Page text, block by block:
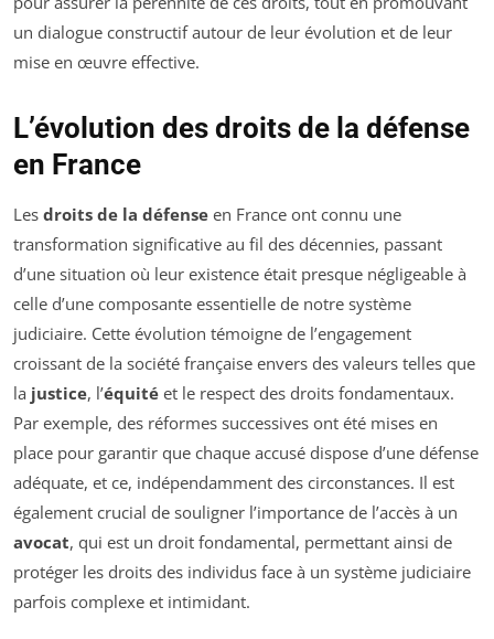
un dialogue constructif autour de leur évolution et de leur
mise en œuvre effective.
L’évolution des droits de la défense
en France
Les droits de la défense en France ont connu une
transformation significative au fil des décennies, passant
d’une situation où leur existence était presque négligeable à
celle d’une composante essentielle de notre système
judiciaire. Cette évolution témoigne de l’engagement
croissant de la société française envers des valeurs telles que
la justice, l’équité et le respect des droits fondamentaux.
Par exemple, des réformes successives ont été mises en
place pour garantir que chaque accusé dispose d’une défense
adéquate, et ce, indépendamment des circonstances. Il est
également crucial de souligner l’importance de l’accès à un
avocat, qui est un droit fondamental, permettant ainsi de
protéger les droits des individus face à un système judiciaire
parfois complexe et intimidant.